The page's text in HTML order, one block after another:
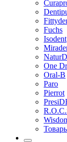
Fuchs
Isodent
One
Oral-B
Paro
Pierrot